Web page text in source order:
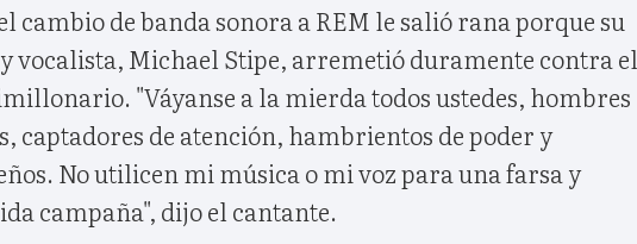
cambio de banda sonora a REM le salió rana porque su
vocalista, Michael Stipe, arremetió duramente contra el
"Váyanse a la mierda todos ustedes, hombres
captadores de atención, hambrientos de poder y
No utilicen mi música o mi voz para una farsa y
campaña", dijo el cantante.